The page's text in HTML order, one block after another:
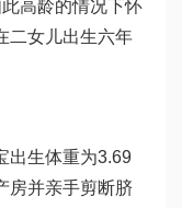
高龄的情况下怀
二女儿出生六年
出生体重为3.69
房并亲手剪断脐